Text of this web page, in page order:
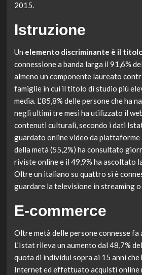
2015.
Istruzione
Un elemento discriminante è il
connessione a banda larga il 91,6%
almeno un componente laureato
famiglie in cui il titolo di studio più
media. L’85,8% delle persone che ha
negli ultimi tre mesi ha utilizzato il
contenuti culturali, secondo i dati
guardato online video da piattaforme
della metà (55,2%) ha consultato
riviste online e il 49,9% ha ascoltato
Oltre un italiano su quattro si è
guardare la televisione in streaming o
E-commerce
Oltre metà delle persone connesse fa
L’Istat rileva un aumento dal 48,7%
quota di individui sopra ai 15 anni
Internet ed effettuato acquisti online